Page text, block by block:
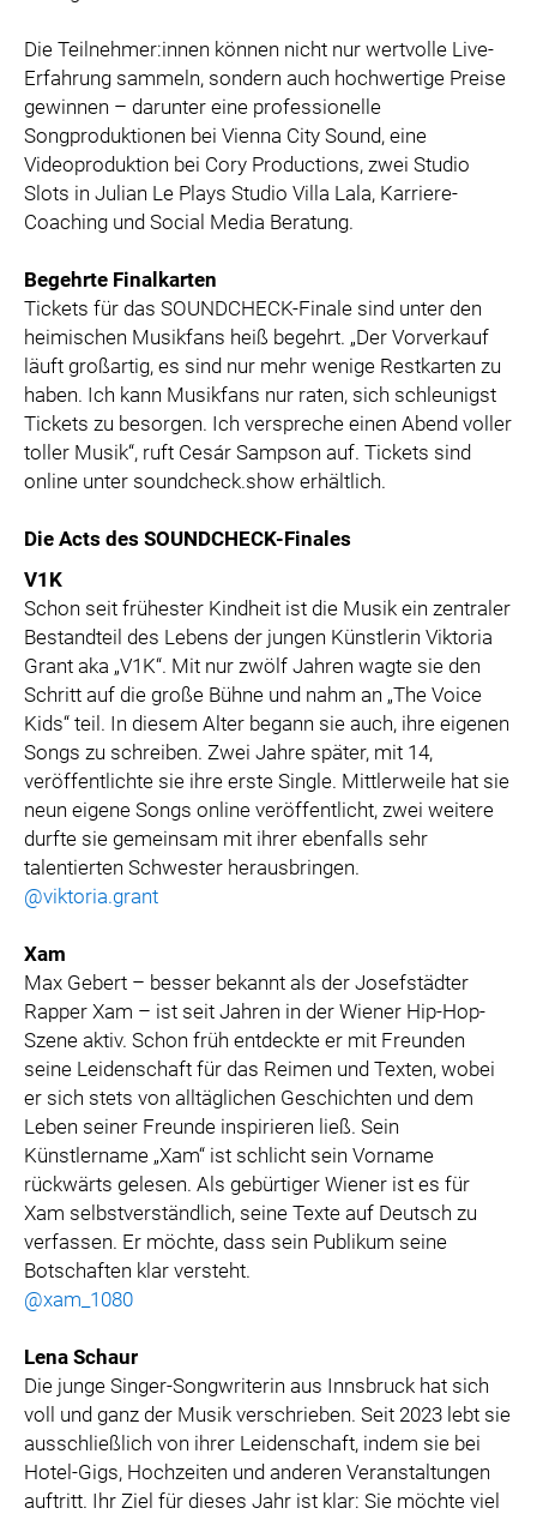
Die Teilnehmer:innen können nicht nur wertvolle Live-
Erfahrung sammeln, sondern auch hochwertige Preise
gewinnen – darunter eine professionelle
Songproduktionen bei Vienna City Sound, eine
Videoproduktion bei Cory Productions, zwei Studio
Slots in Julian Le Plays Studio Villa Lala, Karriere-
Coaching und Social Media Beratung.
Begehrte Finalkarten
Tickets für das SOUNDCHECK-Finale sind unter den
heimischen Musikfans heiß begehrt. „Der Vorverkauf
läuft großartig, es sind nur mehr wenige Restkarten zu
haben. Ich kann Musikfans nur raten, sich schleunigst
Tickets zu besorgen. Ich verspreche einen Abend voller
toller Musik“, ruft Cesár Sampson auf. Tickets sind
online unter soundcheck.show erhältlich.
Die Acts des SOUNDCHECK-Finales
V1K
Schon seit frühester Kindheit ist die Musik ein zentraler
Bestandteil des Lebens der jungen Künstlerin Viktoria
Grant aka „V1K“. Mit nur zwölf Jahren wagte sie den
Schritt auf die große Bühne und nahm an „The Voice
Kids“ teil. In diesem Alter begann sie auch, ihre eigenen
Songs zu schreiben. Zwei Jahre später, mit 14,
veröffentlichte sie ihre erste Single. Mittlerweile hat sie
neun eigene Songs online veröffentlicht, zwei weitere
durfte sie gemeinsam mit ihrer ebenfalls sehr
talentierten Schwester herausbringen.
@viktoria.grant
Xam
Max Gebert – besser bekannt als der Josefstädter
Rapper Xam – ist seit Jahren in der Wiener Hip-Hop-
Szene aktiv. Schon früh entdeckte er mit Freunden
seine Leidenschaft für das Reimen und Texten, wobei
er sich stets von alltäglichen Geschichten und dem
Leben seiner Freunde inspirieren ließ. Sein
Künstlername „Xam“ ist schlicht sein Vorname
rückwärts gelesen. Als gebürtiger Wiener ist es für
Xam selbstverständlich, seine Texte auf Deutsch zu
verfassen. Er möchte, dass sein Publikum seine
Botschaften klar versteht.
@xam_1080
Lena Schaur
Die junge Singer-Songwriterin aus Innsbruck hat sich
voll und ganz der Musik verschrieben. Seit 2023 lebt sie
ausschließlich von ihrer Leidenschaft, indem sie bei
Hotel-Gigs, Hochzeiten und anderen Veranstaltungen
auftritt. Ihr Ziel für dieses Jahr ist klar: Sie möchte viel